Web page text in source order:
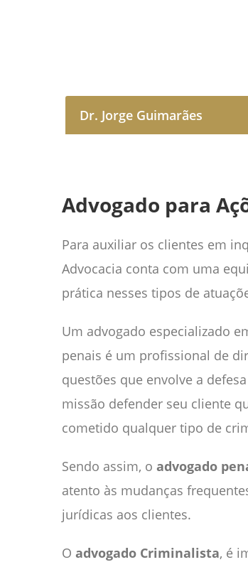
Dr. Jorge Guimarães
Advogado para
Para auxiliar os clientes em
Advocacia conta com uma
prática nesses tipos de
Um advogado especializado
penais é um profissional de
questões que envolve a
missão defender seu cliente
cometido qualquer tipo de
Sendo assim, o advogado
atento às mudanças
jurídicas aos clientes.
O advogado Criminalista, é